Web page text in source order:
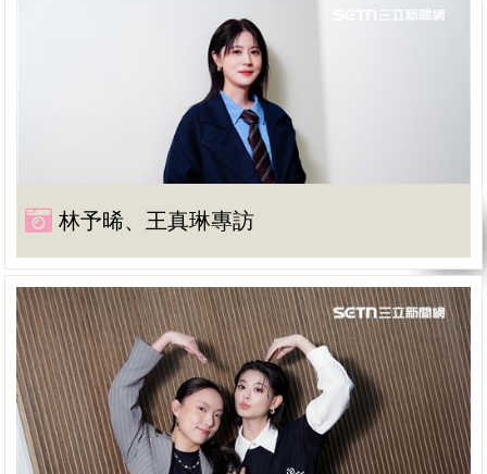
林予晞、王真琳專訪